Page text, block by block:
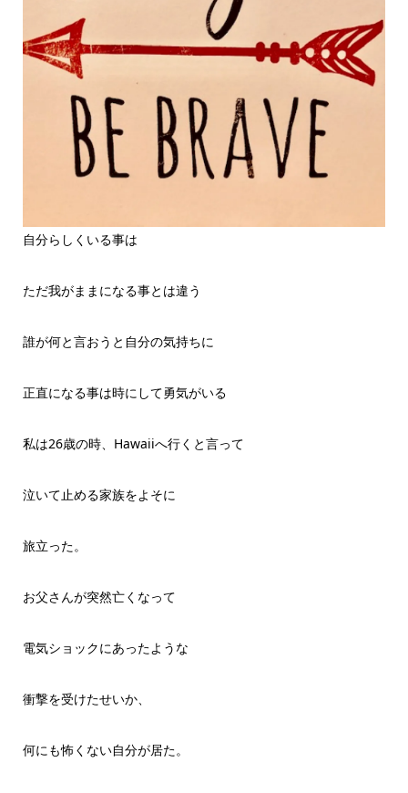
自分らしくいる事は
ただ我がままになる事とは違う
誰が何と言おうと自分の気持ちに
正直になる事は時にして勇気がいる
私は26歳の時、Hawaiiへ行くと言って
泣いて止める家族をよそに
旅立った。
お父さんが突然亡くなって
電気ショックにあったような
衝撃を受けたせいか、
何にも怖くない自分が居た。